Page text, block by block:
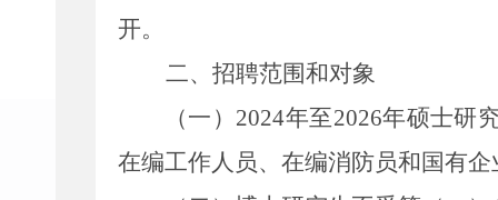
开。
二、 招聘范围和对象
（一） 2024年至2026年硕士研
在编工作人员、在编消防员和国有